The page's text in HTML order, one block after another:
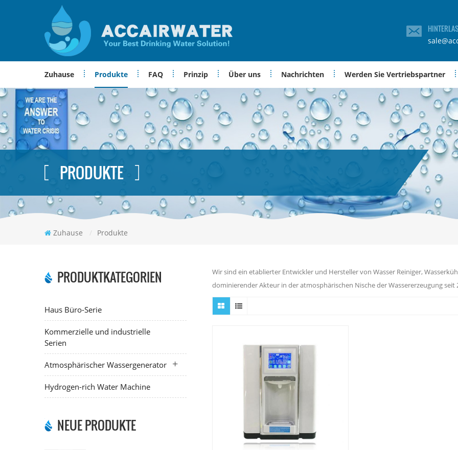
Zuhause Produkte FAQ Prinzip Über uns Nachrichten Werden Sie Vertriebspartner
PRODUKTE
Zuhause / Produkte
PRODUKTKATEGORIEN
Haus Büro-Serie
Kommerzielle und industrielle
Serien
Atmosphärischer Wassergenerator
Hydrogen-rich Water Machine
NEUE PRODUKTE
Wir sind ein etablierter Entwickler und Hersteller von Wasser Reiniger,
dominierender Akteur in der atmosphärischen Nische der Wassererzeugung seit